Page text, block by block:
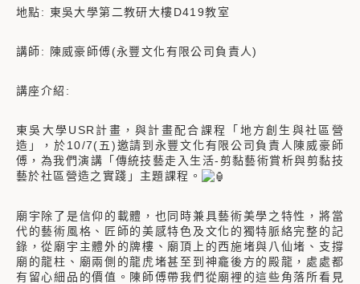
地點: 東吳大學第二教研大樓D419教室
講師: 陳威豪師傅(永豐文化有限公司負責人)
講座介紹:
東吳大學USR計畫，與計畫配合課程「地方創生與社區營
造」，於10/7(五)邀請到永豐文化有限公司負責人陳威豪師
傅，為我們演講「傳統技藝走入生活-剪黏藝術賞析與剪黏技
藝於社區營造之實踐」主題課程。
廟宇除了是信仰的載體，也同時兼具藝術美學之特性，將當
代的藝術風格、匠師的美感特色及文化的獨特脈絡完整的記
錄，從廟宇主體外的牌樓、廟頂上的西施堵與八仙堵、支撐
廟的龍柱、廟兩側的龍虎堵甚至到神龕後方的殿龍，處處都
有留心細品的價值。陳師傅帶我們從廟裡的這些角落所看見